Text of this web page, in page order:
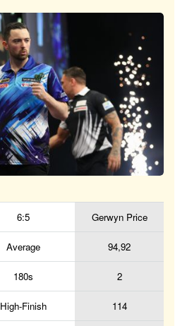
6:5 Gerwyn Price
Average 94,92
180s 2
High-Finish 114